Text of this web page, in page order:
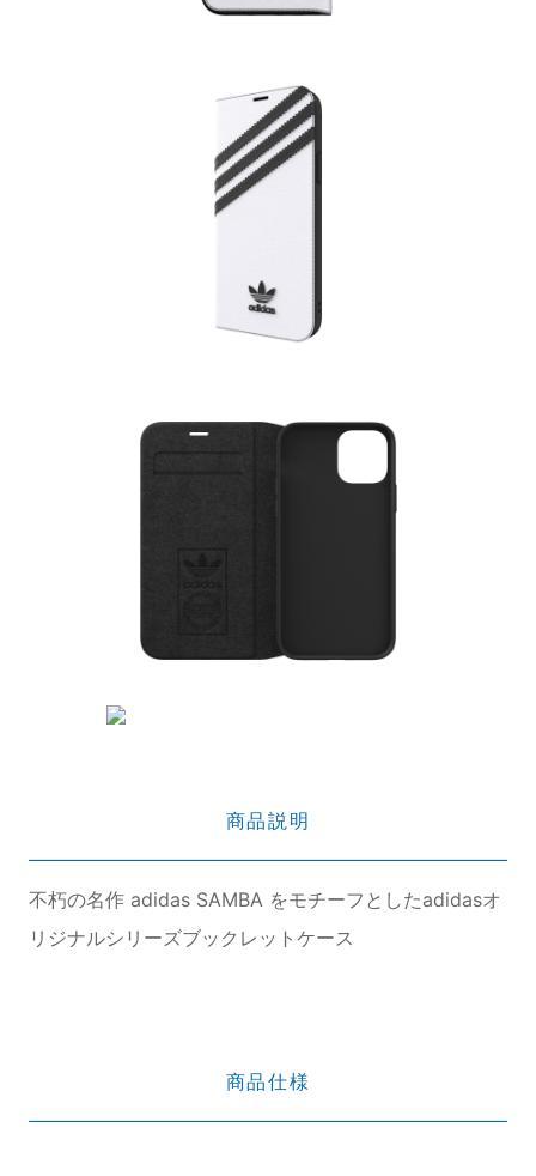
商品説明
不朽の名作 adidas SAMBA をモチーフとしたadidasオ
リジナルシリーズブックレットケース
商品仕様